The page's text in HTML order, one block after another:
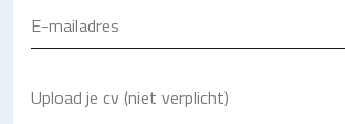
Upload je cv (niet verplicht)